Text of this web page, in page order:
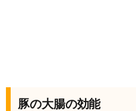
豚の大腸の効能